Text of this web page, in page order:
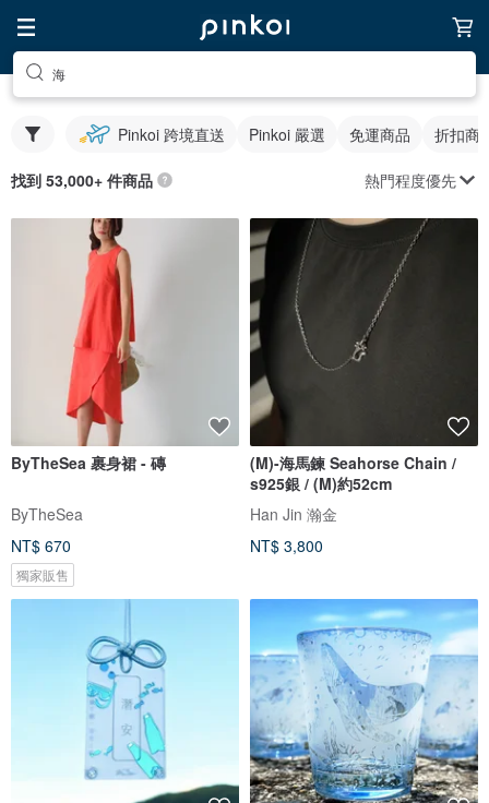
海
Pinkoi 跨境直送 Pinkoi 嚴選 免運商品 折扣商
找到 53,000+ 件商品 熱門程度優先
ByTheSea 裹身裙 - 磚
ByTheSea
NT$ 670
獨家販售
(M)-海馬鍊 Seahorse Chain /
s925銀 / (M)約52cm
Han Jin 瀚金
NT$ 3,800